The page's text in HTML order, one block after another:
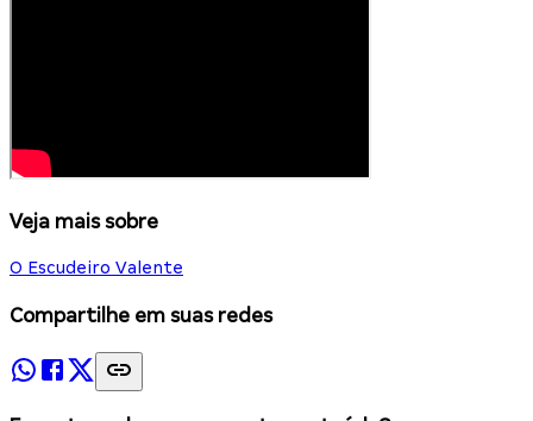
Veja mais sobre
O Escudeiro Valente
Compartilhe em suas redes